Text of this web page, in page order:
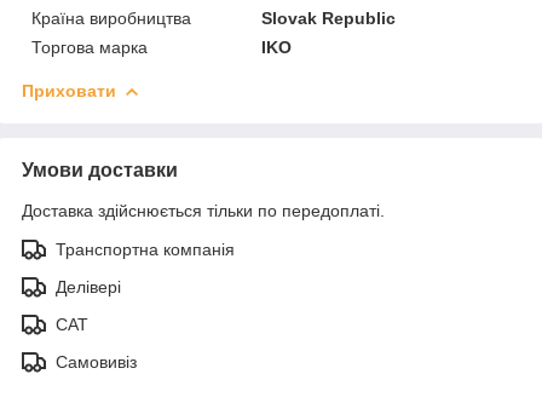
Країна виробництва
Slovak Republic
Торгова марка
IKO
Приховати
Умови доставки
Доставка здійснюється тільки по передоплаті.
Транспортна компанія
Делівері
САТ
Самовивіз